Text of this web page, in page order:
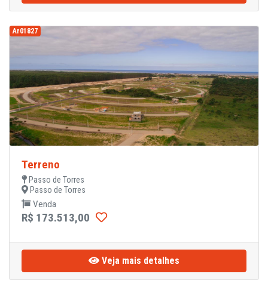
Ar01827
Terreno
Passo de Torres
Passo de Torres
Venda
R$ 173.513,00
Veja mais detalhes